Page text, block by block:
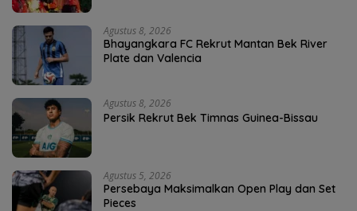
Agustus 8, 2026
Bhayangkara FC Rekrut Mantan Bek River
Plate dan Valencia
Agustus 8, 2026
Persik Rekrut Bek Timnas Guinea-Bissau
Agustus 5, 2026
Persebaya Maksimalkan Open Play dan Set
Pieces